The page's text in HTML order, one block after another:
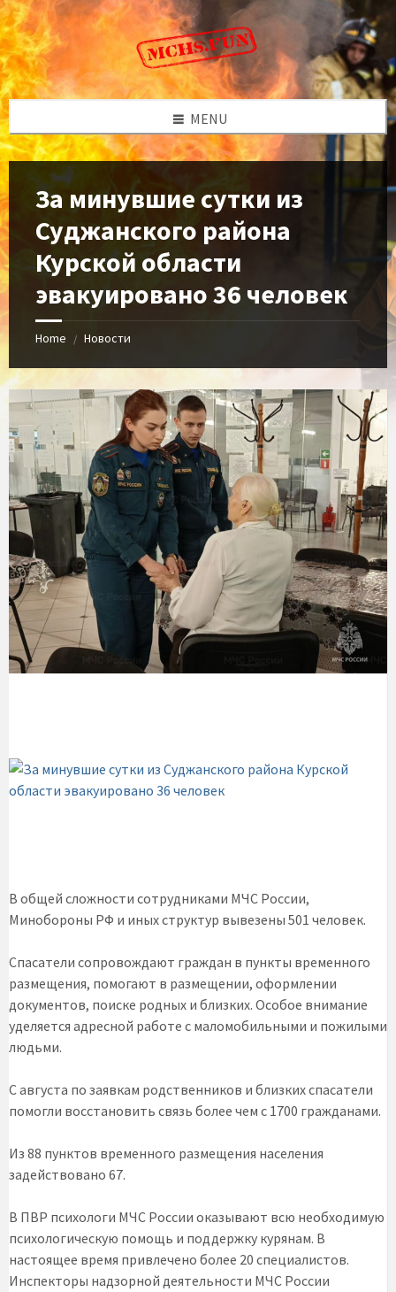
Skip
to
content
Skip
to
left
sidebar
Skip
to
footer
MENU
За минувшие сутки из
Суджанского района
Курской области
эвакуировано 36 человек
Home / Новости
В общей сложности сотрудниками МЧС России,
Минобороны РФ и иных структур вывезены 501 человек.
Спасатели сопровождают граждан в пункты временного
размещения, помогают в размещении, оформлении
документов, поиске родных и близких. Особое внимание
уделяется адресной работе с маломобильными и пожилыми
людьми.
С августа по заявкам родственников и близких спасатели
помогли восстановить связь более чем с 1700 гражданами.
Из 88 пунктов временного размещения населения
задействовано 67.
В ПВР психологи МЧС России оказывают всю необходимую
психологическую помощь и поддержку курянам. В
настоящее время привлечено более 20 специалистов.
Инспекторы надзорной деятельности МЧС России